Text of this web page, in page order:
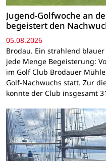
Jugend-Golfwoche an
begeistert den
05.08.2026
Brodau. Ein strahlend
jede Menge Begeisterung:
im Golf Club Brodauer
Golf-Nachwuchs statt. Zur
konnte der Club insgesamt